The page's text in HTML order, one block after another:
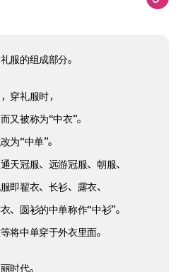
服的组成部分。
穿礼服时，
又被称为“中衣”。
为“中单”。
天冠服、远游冠服、朝服、
即翟衣、长衫、露衣、
、圆衫的中单称作“中衫”。
将中单穿于外衣里面。
时代。